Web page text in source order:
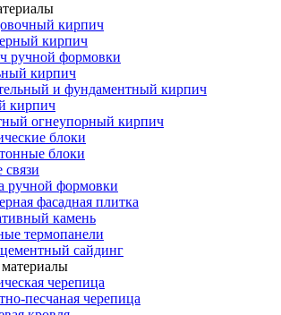
кирпич
кирпич
ручной формовки
кирпич
и фундаментный кирпич
кирпич
огнеупорный кирпич
блоки
блоки
связи
ручной формовки
фасадная плитка
камень
термопанели
сайдинг
черепица
песчаная черепица